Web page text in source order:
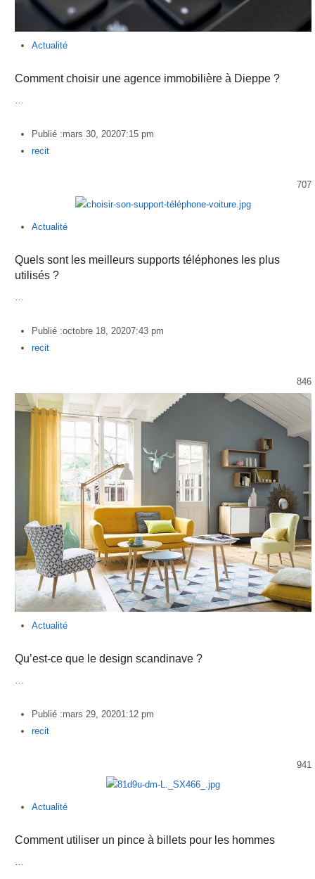
Actualité
Comment choisir une agence immobilière à Dieppe ?
…
Publié :mars 30, 20207:15 pm
Author
recit
707
Actualité
Quels sont les meilleurs supports téléphones les plus
utilisés ?
…
Publié :octobre 18, 20207:43 pm
Author
recit
846
Actualité
Qu’est-ce que le design scandinave ?
…
Publié :mars 29, 20201:12 pm
Author
recit
941
Actualité
Comment utiliser un pince à billets pour les hommes
…